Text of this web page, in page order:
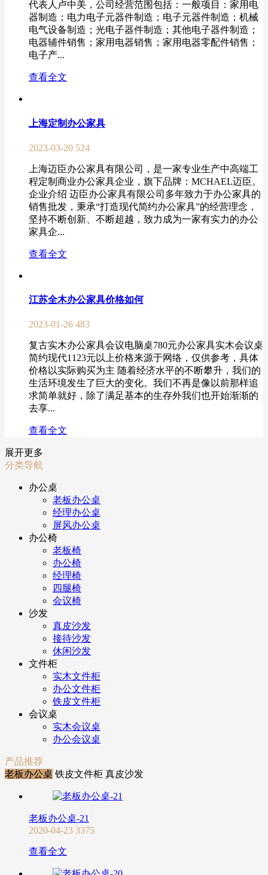
代表人卢中美，公司经营范围包括：一般项目：家用电
器制造；电力电子元器件制造；电子元器件制造；机械
电气设备制造；光电子器件制造；其他电子器件制造；
电器辅件销售；家用电器销售；家用电器零配件销售；
电子产...
查看全文
上海定制办公家具
2023-03-20 524
上海迈臣办公家具有限公司，是一家专业生产中高端工
程定制商业办公家具企业，旗下品牌：MCHAEL迈臣。
企业介绍 迈臣办公家具有限公司多年致力于办公家具的
销售批发，秉承“打造现代简约办公家具”的经营理念，
坚持不断创新、不断超越，致力成为一家有实力的办公
家具企...
查看全文
江苏全木办公家具价格如何
2023-01-26 483
复古实木办公家具会议电脑桌780元办公家具实木会议桌
简约现代1123元以上价格来源于网络，仅供参考，具体
价格以实际购买为主 随着经济水平的不断攀升，我们的
生活环境发生了巨大的变化。我们不再是像以前那样追
求简单就好，除了满足基本的生存外我们也开始渐渐的
去享...
查看全文
展开更多
分类导航
办公桌
老板办公桌
经理办公桌
屏风办公桌
办公椅
老板椅
办公椅
经理椅
四腿椅
会议椅
沙发
真皮沙发
接待沙发
休闲沙发
文件柜
实木文件柜
办公文件柜
铁皮文件柜
会议桌
实木会议桌
办公会议桌
产品推荐
老板办公桌 铁皮文件柜 真皮沙发
老板办公桌-21
2020-04-23 3375
查看全文